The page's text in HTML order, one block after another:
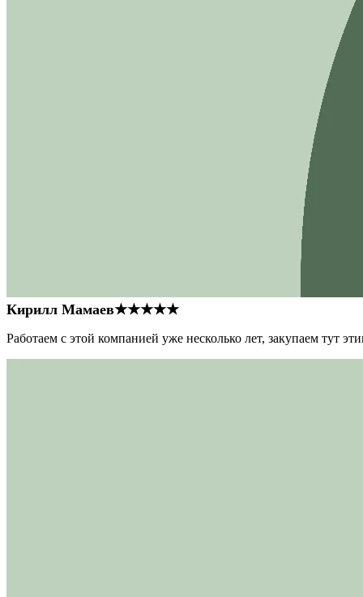
Кирилл Мамаев★★★★★
Работаем с этой компанией уже несколько лет, закупаем тут